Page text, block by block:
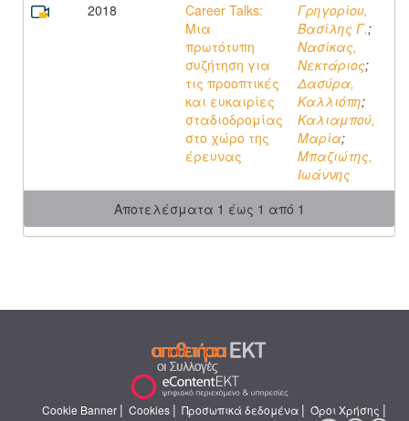
2018
Career Talks:
Μια
πρωτότυπη
συζήτηση για
τις προοπτικές
και ευκαιρίες
σταδιοδρομίας
στο χώρο της
έρευνας
Γρηγορίου,
Βασίλης Γ.;
Νασίκας,
Νεκτάριος;
Δασύρα,
Καλλιόπη;
Καλιαμπού,
Μαρία;
Μπαζιώτης,
Ιωάννης
Αποτελέσματα 1 έως 1 από 1
Cookie Banner | Cookies | Προσωπικά δεδομένα | Όροι Χρήσης |